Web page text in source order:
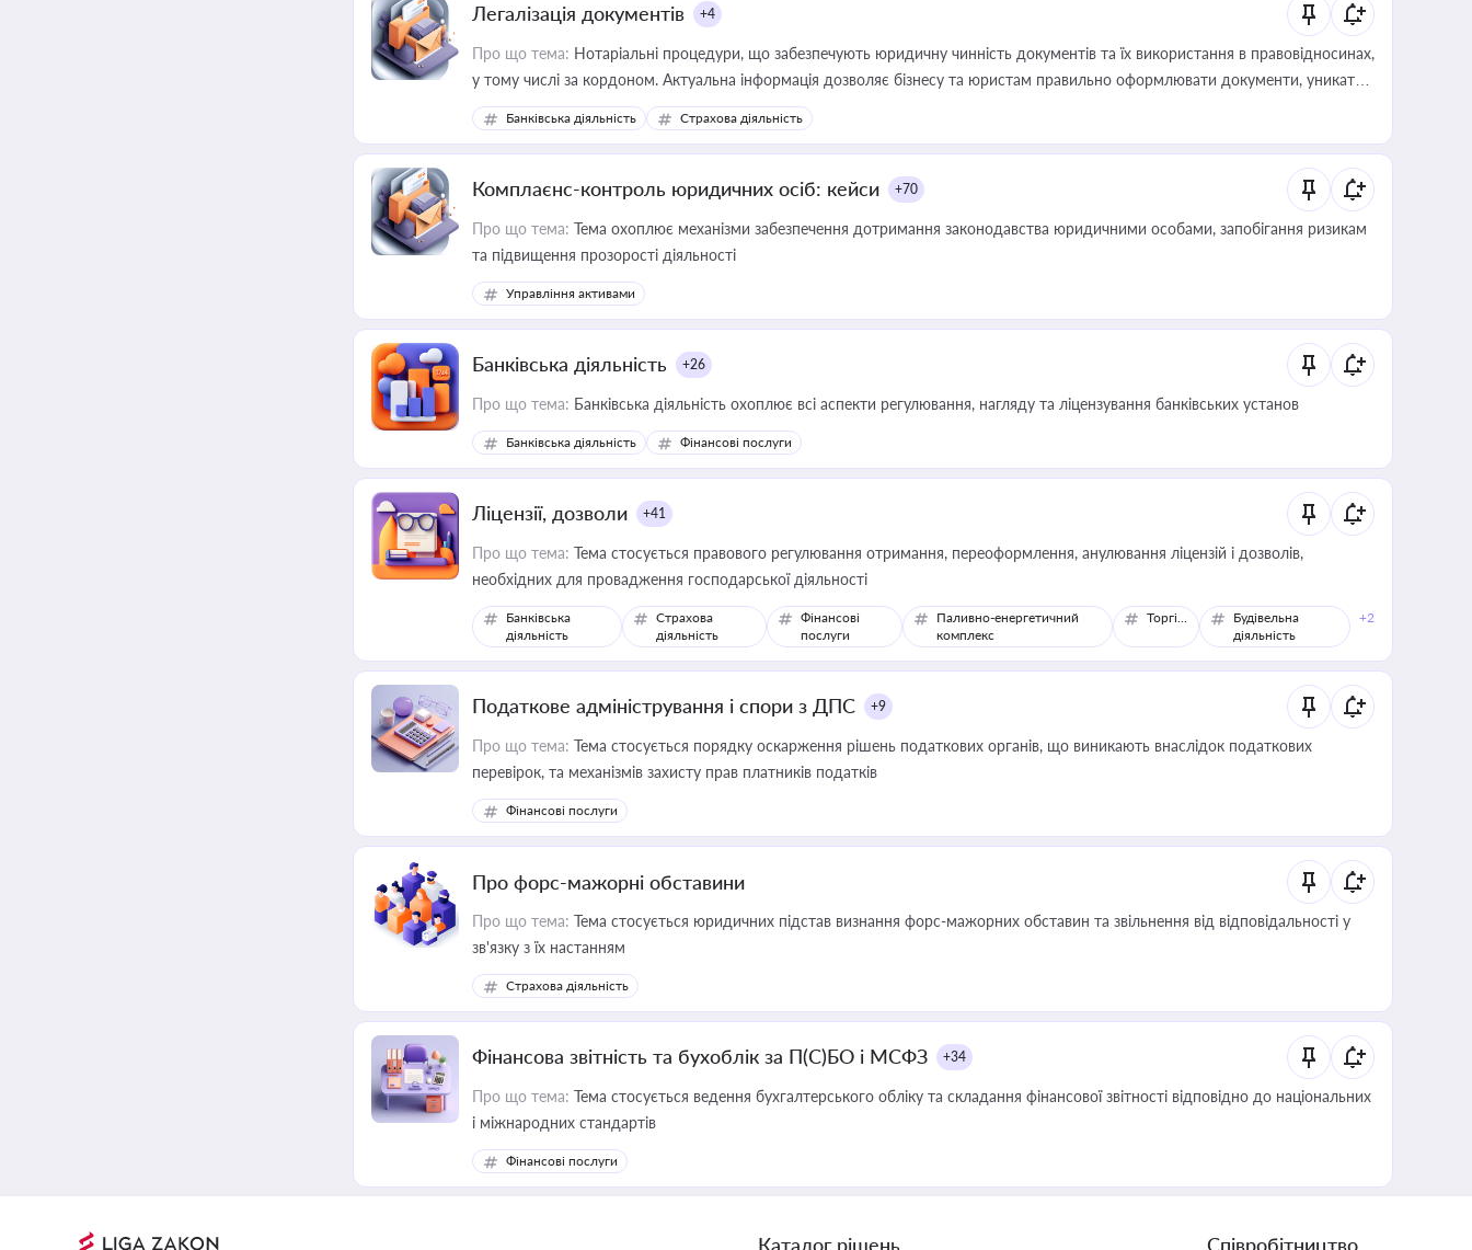
Легалізація документів +4
Про що тема: Нотаріальні процедури, що забезпечують юридичну чинність документів та їх використання в правовідносинах,
у тому числі за кордоном. Актуальна інформація дозволяє бізнесу та юристам правильно оформлювати документи, уникати
ризиків недійсності та забезпечувати їх належне прийняття органами влади та контрагентами
Банківська діяльність Страхова діяльність
Комплаєнс-контроль юридичних осіб: кейси +70
Про що тема: Тема охоплює механізми забезпечення дотримання законодавства юридичними особами, запобігання ризикам
та підвищення прозорості діяльності
Управління активами
Банківська діяльність +26
Про що тема: Банківська діяльність охоплює всі аспекти регулювання, нагляду та ліцензування банківських установ
Банківська діяльність Фінансові послуги
Ліцензії, дозволи +41
Про що тема: Тема стосується правового регулювання отримання, переоформлення, анулювання ліцензій і дозволів,
необхідних для провадження господарської діяльності
Банківська
діяльність
Страхова
діяльність
Фінансові
послуги
Паливно-енергетичний
комплекс
Торгівля
Будівельна
діяльність
+2
Податкове адміністрування і спори з ДПС +9
Про що тема: Тема стосується порядку оскарження рішень податкових органів, що виникають внаслідок податкових
перевірок, та механізмів захисту прав платників податків
Фінансові послуги
Про форс-мажорні обставини
Про що тема: Тема стосується юридичних підстав визнання форс-мажорних обставин та звільнення від відповідальності у
зв'язку з їх настанням
Страхова діяльність
Фінансова звітність та бухоблік за П(С)БО і МСФЗ +34
Про що тема: Тема стосується ведення бухгалтерського обліку та складання фінансової звітності відповідно до національних
і міжнародних стандартів
Фінансові послуги
Каталог рішень Співробітництво